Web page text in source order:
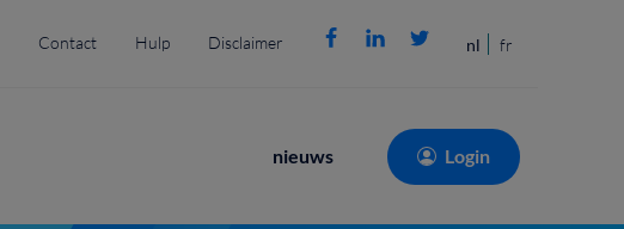
Contact Hulp Disclaimer nl fr
Main
nieuws Login